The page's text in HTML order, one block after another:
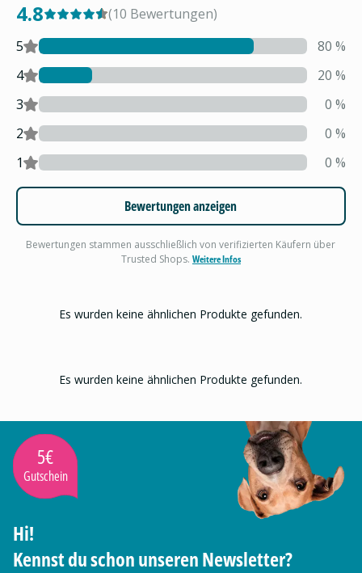
4.8 (10 Bewertungen)
5
80 %
4
20 %
3
0 %
2
0 %
1
0 %
Bewertungen anzeigen
Bewertungen stammen ausschließlich von verifizierten Käufern über
Trusted Shops. Weitere Infos
Es wurden keine ähnlichen Produkte gefunden.
Es wurden keine ähnlichen Produkte gefunden.
5€
Gutschein
Hi!
Kennst du schon unseren Newsletter?